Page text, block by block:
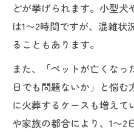
どが挙げられます。小型
は1〜2時間ですが、混雑
ることもあります。
また、「ペットが亡くな
日でも問題ないか」と悩
に火葬するケースも増え
や家族の都合により、1〜2